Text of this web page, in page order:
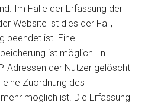
Im Falle der Erfassung der
Website ist dies der Fall,
beendet ist. Eine
ist möglich. In
Adressen der Nutzer gelöscht
Zuordnung des
möglich ist. Die Erfassung